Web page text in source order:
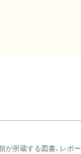
が所蔵する図書、レポー